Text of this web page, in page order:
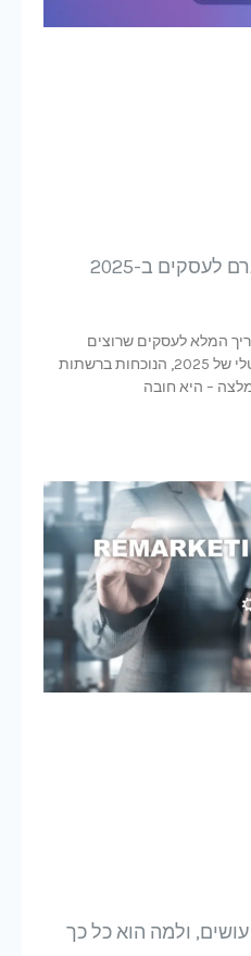
ב-2025
לעסקים שרוצים
להישאר רלוונטיים בעידן הדיגיטלי של 2025, הנוכחות ברשתות
היא חובה
ולמה הוא כל כך